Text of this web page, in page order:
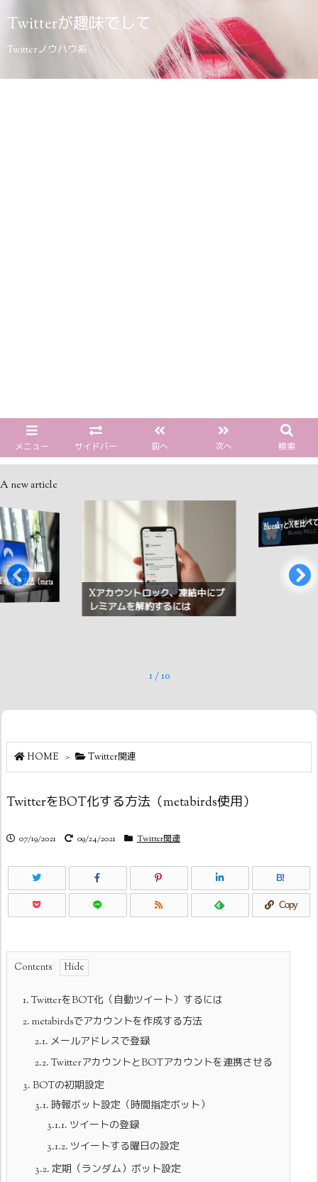
Twitterが趣味でして
Twitterノウハウ系
メニュー サイドバー 前へ 次へ 検索
A new article
する方法（meta
Xアカウントロック、凍結中にプ
レミアムを解約するには
BlueskyとXを比べ
1/10
HOME > Twitter関連
TwitterをBOT化する方法（metabirds使用）
07/19/2021 09/24/2021 Twitter関連
B!
Copy
Contents
1.TwitterをBOT化（自動ツイート）するには
2. metabirdsでアカウントを作成する方法
2.1. メールアドレスで登録
2.2.TwitterアカウントとBOTアカウントを連携させる
3. BOTの初期設定
3.1. 時報ボット設定（時間指定ボット）
3.1.1. ツイートの登録
3.1.2. ツイートする曜日の設定
3.2. 定期（ランダム）ボット設定